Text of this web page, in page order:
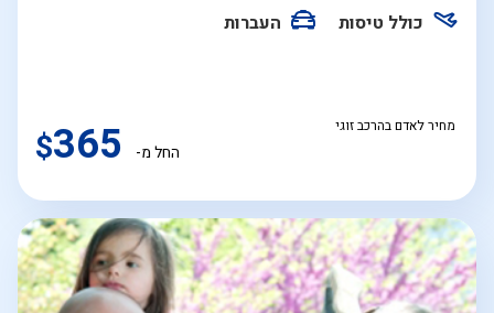
כולל טיסות
העברות
מחיר לאדם בהרכב זוגי
החל מ- $365